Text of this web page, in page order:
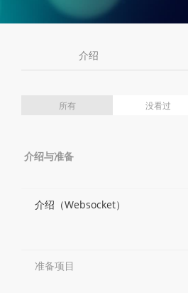
介绍
所有 没看过
介绍与准备
介绍（Websocket）
准备项目